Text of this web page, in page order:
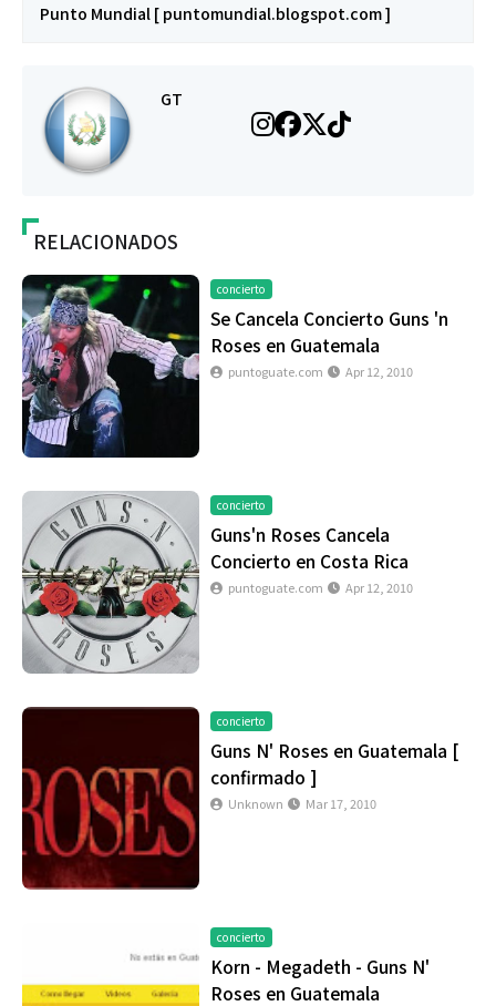
Punto Mundial [ puntomundial.blogspot.com ]
GT
RELACIONADOS
concierto
Se Cancela Concierto Guns 'n
Roses en Guatemala
puntoguate.com Apr 12, 2010
concierto
Guns'n Roses Cancela
Concierto en Costa Rica
puntoguate.com Apr 12, 2010
concierto
Guns N' Roses en Guatemala [
confirmado ]
Unknown Mar 17, 2010
concierto
Korn - Megadeth - Guns N'
Roses en Guatemala